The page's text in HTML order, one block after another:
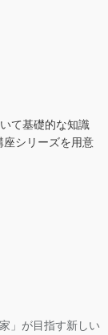
て基礎的な知識
座シリーズを用意
」が目指す新しい